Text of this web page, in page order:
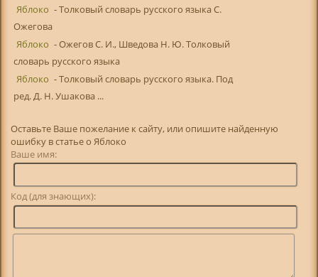
Яблоко - Толковый словарь русского языка С.
Ожегова
Яблоко - Ожегов С. И., Шведова Н. Ю. Толковый
словарь русского языка
Яблоко - Толковый словарь русского языка. Под
ред. Д. Н. Ушакова ...
Оставьте Ваше пожелание к сайту, или опишите найденную
ошибку в статье о Яблоко
Ваше имя:
Код (для знающих):